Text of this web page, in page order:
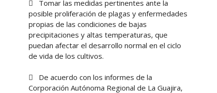
 Tomar las medidas pertinentes ante la
posible proliferación de plagas y enfermedades
propias de las condiciones de bajas
precipitaciones y altas temperaturas, que
puedan afectar el desarrollo normal en el ciclo
de vida de los cultivos.
 De acuerdo con los informes de la
Corporación Autónoma Regional de La Guajira,